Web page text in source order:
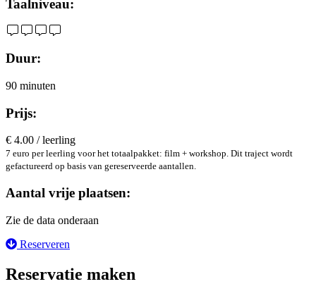
Taalniveau:
Duur:
90 minuten
Prijs:
€ 4.00 / leerling
7 euro per leerling voor het totaalpakket: film + workshop. Dit traject wordt
gefactureerd op basis van gereserveerde aantallen.
Aantal vrije plaatsen:
Zie de data onderaan
Reserveren
Reservatie maken